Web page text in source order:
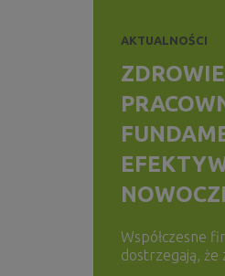
AKTUALNOŚCI
ZDROWIE
Współczesne
dostrzegają,